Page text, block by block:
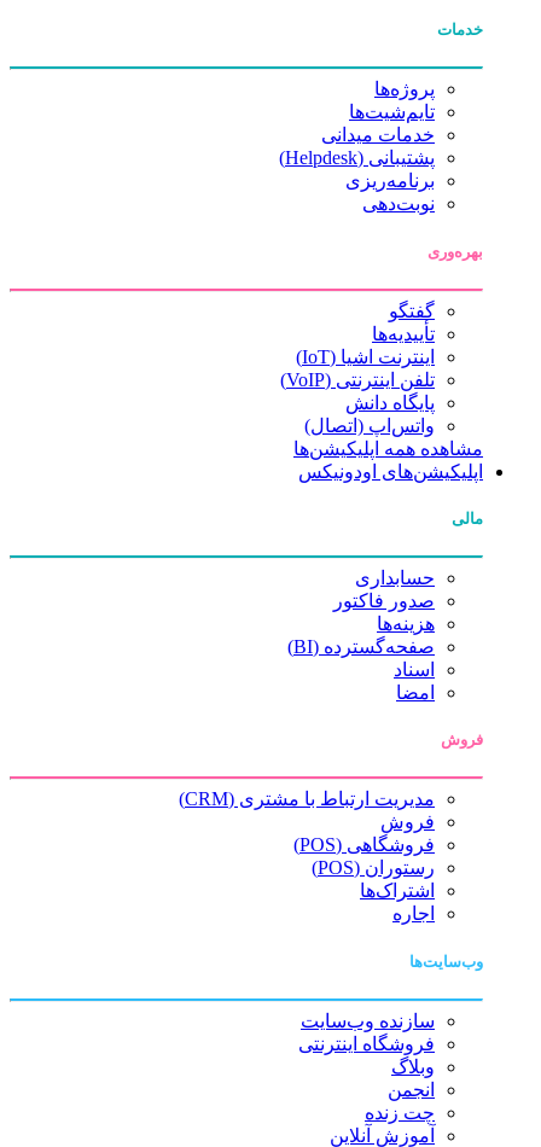
خدمات
پروژه‌ها
تایم‌شیت‌ها
خدمات میدانی
پشتیبانی (Helpdesk)
برنامه‌ریزی
نوبت‌دهی
بهره‌وری
گفتگو
تأییدیه‌ها
اینترنت اشیا (IoT)
تلفن اینترنتی (VoIP)
پایگاه دانش
واتس‌اپ (اتصال)
مشاهده همه اپلیکیشن‌ها
اپلیکیشن‌های اودونیکس
مالی
حسابداری
صدور فاکتور
هزینه‌ها
صفحه‌گسترده (BI)
اسناد
امضا
فروش
مدیریت ارتباط با مشتری (CRM)
فروش
فروشگاهی (POS)
رستوران (POS)
اشتراک‌ها
اجاره
وب‌سایت‌ها
سازنده وب‌سایت
فروشگاه اینترنتی
وبلاگ
انجمن
چت زنده
آموزش آنلاین